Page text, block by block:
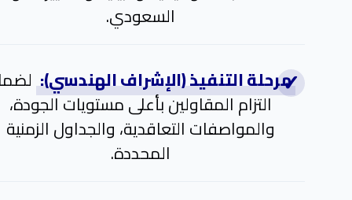
السعودي.
مرحلة التنفيذ (الإشراف الهندسي):
التزام المقاولين بأعلى مستويات الجودة،
والمواصفات التعاقدية، والجداول الزمنية
المحددة.